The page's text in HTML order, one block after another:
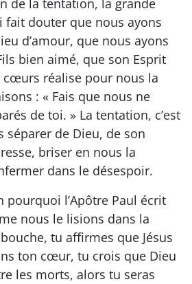
de la tentation, la grande
douter que nous ayons
d’amour, que nous ayons
bien aimé, que son Esprit
cœurs réalise pour nous la
: « Fais que nous ne
de toi. » La tentation, c’est
séparer de Dieu, de son
briser en nous la
dans le désespoir.
pourquoi l’Apôtre Paul écrit
nous le lisions dans la
tu affirmes que Jésus
ton cœur, tu crois que Dieu
les morts, alors tu seras